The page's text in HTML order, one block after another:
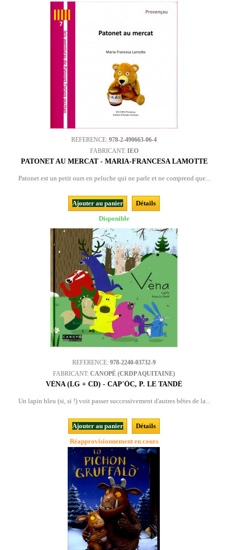
REFERENCE: 978-2-490663-06-4
FABRICANT: IEO
PATONET AU MERCAT - MARIA-FRANCESA LAMOTTE
Patonet est un petit ours en peluche qui ne parle et ne comprend que...
Ajouter au panier
Détails
Disponible
REFERENCE: 978-2240-03732-9
FABRICANT: CANOPÉ (CRDP AQUITAINE)
VÈNA (LG + CD) - CAP'ÒC, P. LE TANDÉ
Un lapin bleu (si, si !) voit passer successivement d'autres bêtes de la...
Ajouter au panier
Détails
Réapprovisionnement en cours